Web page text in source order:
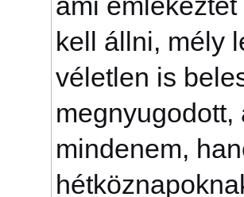
kell állni, mély
véletlen is
mindenem,